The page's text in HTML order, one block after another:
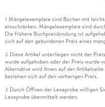
1 Mängelexemplare sind Bücher mit
einschränken. Mängelexemplare sind
Die frühere Buchpreisbindung ist
sich auf den gebundenen Preis eines
2 Diese Artikel unterliegen nicht der
wurde aufgehoben oder der Preis wurde
Alternative wird Ihnen auf der
beziehen sich auf den vorherigen Preis.
3 Durch Öffnen der Leseprobe willigen
Leseprobe übermittelt werden.